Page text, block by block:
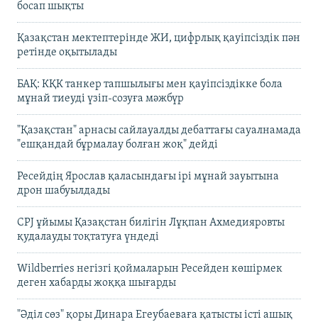
босап шықты
Қазақстан мектептерінде ЖИ, цифрлық қауіпсіздік пән
ретінде оқытылады
БАҚ: КҚК танкер тапшылығы мен қауіпсіздікке бола
мұнай тиеуді үзіп-созуға мәжбүр
"Қазақстан" арнасы сайлауалды дебаттағы сауалнамада
"ешқандай бұрмалау болған жоқ" дейді
Ресейдің Ярослав қаласындағы ірі мұнай зауытына
дрон шабуылдады
CPJ ұйымы Қазақстан билігін Лұқпан Ахмедияровты
қудалауды тоқтатуға үндеді
Wildberries негізгі қоймаларын Ресейден көшірмек
деген хабарды жоққа шығарды
"Әділ сөз" қоры Динара Егеубаеваға қатысты істі ашық